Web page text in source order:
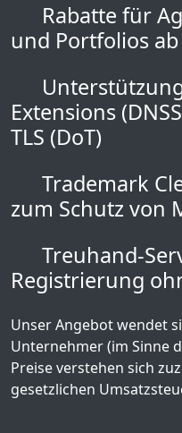
Rabatte für
und Portfolios
Extensions
TLS (DoT)
Trademark
zum Schutz von
Treuhand-
Registrierung
Unser Angebot wendet
Unternehmer (im Sinne
Preise verstehen sich
gesetzlichen